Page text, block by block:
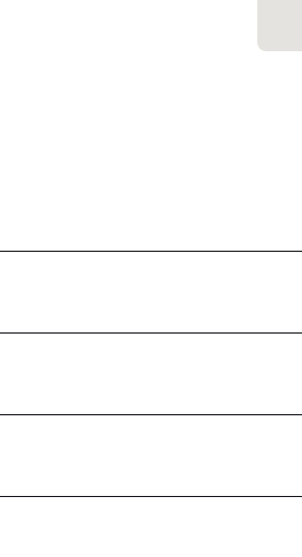
Федерација Босне и